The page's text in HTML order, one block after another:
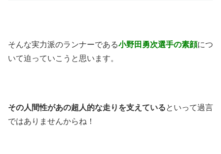
そんな実力派のランナーである小野田勇次選手の素顔につ
いて迫っていこうと思います。
その人間性があの超人的な走りを支えているといって過言
ではありませんからね！